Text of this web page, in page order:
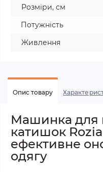
Розміри, см
Потужність
Живлення
Опис товару
Машинка для
катишок
ефективне
одягу